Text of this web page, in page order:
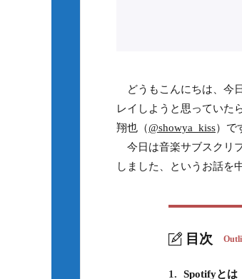
どうもこんにちは、今
レイしようと思っていた
翔也（@showya_kiss）で
今日は音楽サブスクリ
しました、というお話を
目次
1. Spotifyとは